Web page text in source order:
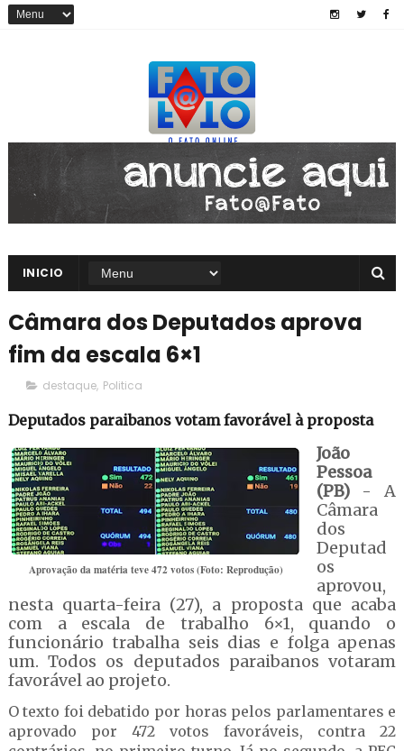
INICIO
Câmara dos Deputados aprova
fim da escala 6×1
destaque, Politica
Deputados paraibanos votam favorável à proposta
Aprovação da matéria teve 472 votos (Foto: Reprodução)
João
Pessoa
(PB)- A
Câmara
dos
Deputad
os
aprovou,
nesta quarta-feira (27), a proposta que acaba
com a escala de trabalho 6×1, quando o
funcionário trabalha seis dias e folga apenas
um. Todos os deputados paraibanos votaram
favorável ao projeto.
O texto foi debatido por horas pelos parlamentares e
aprovado por 472 votos favoráveis, contra 22